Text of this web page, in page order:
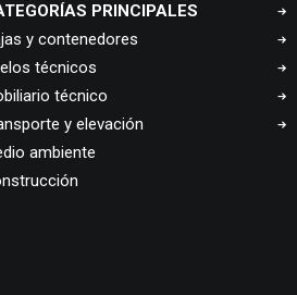
PRINCIPALES
y contenedores
técnicos
técnico
y elevación
ambiente